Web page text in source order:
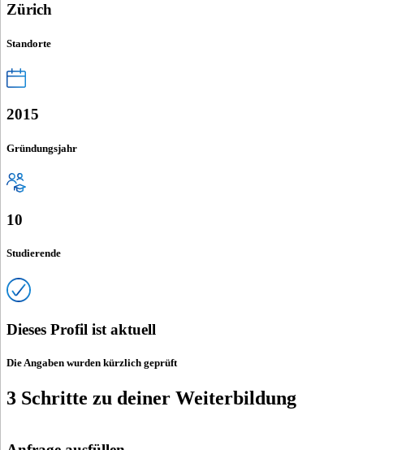
Zürich
Standorte
2015
Gründungsjahr
10
Studierende
Dieses Profil ist aktuell
Die Angaben wurden kürzlich geprüft
3 Schritte zu deiner Weiterbildung